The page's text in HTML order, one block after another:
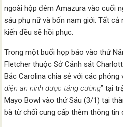
ngoài hộp đêm Amazura vào cuối
sáu phụ nữ và bốn nam giới. Tất
kiến đều sẽ hồi phục.
Trong một buổi họp báo vào thứ
Fletcher thuộc Sở Cảnh sát
Bắc Carolina chia sẻ với các phóng
diện an ninh được tăng cường” tại
Mayo Bowl vào thứ Sáu (3/1) tại
bà từ chối cung cấp thêm thông tin